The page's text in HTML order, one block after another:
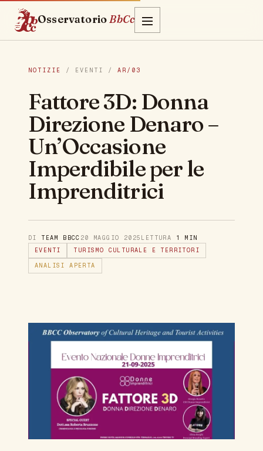
OsservatorioBbCc
NOTIZIE / EVENTI / AR/03
Fattore 3D: Donna
Direzione Denaro –
Un’Occasione
Imperdibile per le
Imprenditrici
DI TEAM BBCC 20 MAGGIO 2025 LETTURA
1 MIN
EVENTI
TURISMO CULTURALE E TERRITORI
ANALISI APERTA